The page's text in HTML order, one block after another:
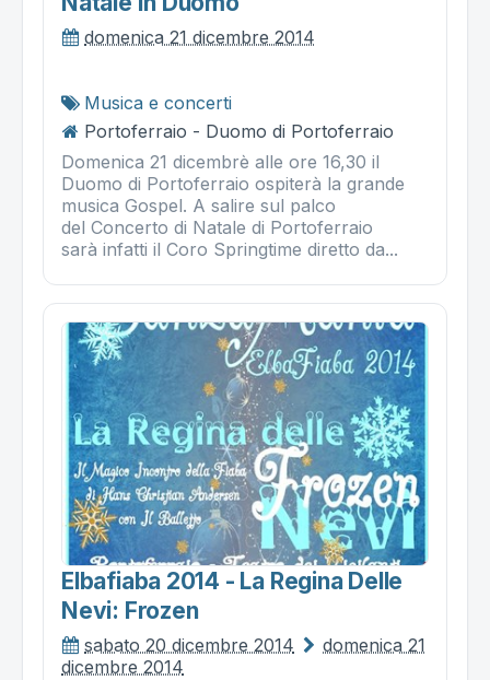
domenica 21 dicembre 2014
Musica e concerti
Portoferraio - Duomo di Portoferraio
Domenica 21 dicembrè alle ore 16,30 il
Duomo di Portoferraio ospiterà la grande
musica Gospel. A salire sul palco
del Concerto di Natale di Portoferraio
sarà infatti il Coro Springtime diretto da...
Elbafiaba 2014 - La Regina Delle
Nevi: Frozen
sabato 20 dicembre 2014
domenica 21
dicembre 2014